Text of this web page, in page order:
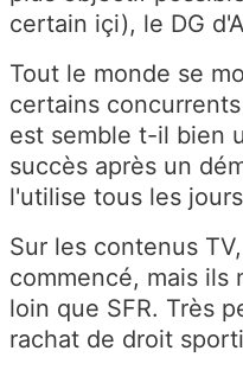
certain içi), le DG
Tout le monde se
certains
est semble t-il bien
succès après un
l'utilise tous les
Sur les contenus
commencé, mais ils
loin que SFR. Très
rachat de droit